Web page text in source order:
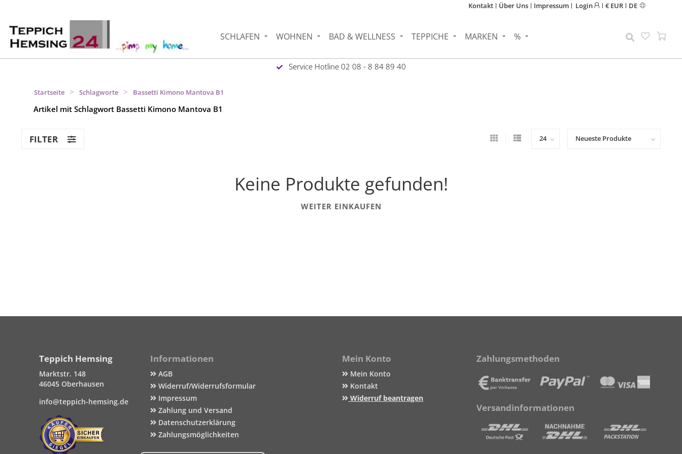
Kontakt Über Uns Impressum Login € EUR DE
SCHLAFEN WOHNEN BAD & WELLNESS TEPPICHE MARKEN %
Service Hotline 02 08 - 8 84 89 40
Startseite > Schlagworte > Bassetti Kimono Mantova B1
Artikel mit Schlagwort Bassetti Kimono Mantova B1
FILTER
Keine Produkte gefunden!
WEITER EINKAUFEN
Teppich Hemsing
Marktstr. 148
46045 Oberhausen
info@teppich-hemsing.de
Informationen
AGB
Widerruf/Widerrufsformular
Impressum
Zahlung und Versand
Datenschutzerklärung
Zahlungsmöglichkeiten
Mein Konto
Mein Konto
Kontakt
Widerruf beantragen
Zahlungsmethoden
Versandinformationen